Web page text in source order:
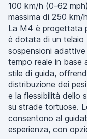
100 km/h (0-62
massima di 250 km/
La M4 è progettata
è dotata di un telaio
sospensioni
tempo reale in base
stile di guida,
distribuzione dei
e la flessibilità dello
su strade tortuose.
consentono al
esperienza, con